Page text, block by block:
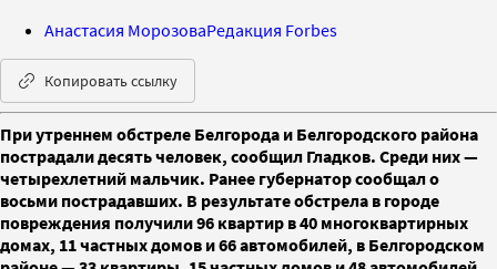
Анастасия МорозоваРедакция Forbes
Копировать ссылку
При утреннем обстреле Белгорода и Белгородского района
пострадали десять человек, сообщил Гладков. Среди них —
четырехлетний мальчик. Ранее губернатор сообщал о
восьми пострадавших. В результате обстрела в городе
повреждения получили 96 квартир в 40 многоквартирных
домах, 11 частных домов и 66 автомобилей, в Белгородском